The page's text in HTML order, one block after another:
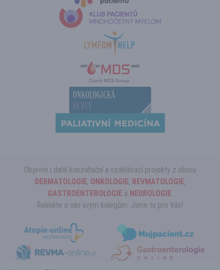
Objevte i další konzultační a vzdělávací projekty z oboru
DERMATOLOGIE, ONKOLOGIE, REVMATOLOGIE,
GASTROENTEROLOGIEa NEUROLOGIE.
Řekněte o nás svým kolegům. Jsme tu pro Vás!